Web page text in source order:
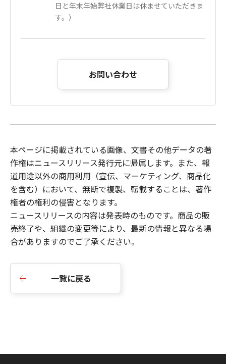
日と年末年始弊社休業日は休ませていただきま
す。）
お問い合わせ
本ページに掲載されている画像、文書その他データの著
作権はニュースリリース発行元に帰属します。また、報
道用途以外の商用利用（宣伝、マーケティング、商品化
を含む）において、無断で複製、転載することは、著作
権者の権利の侵害となります。
ニュースリリースの内容は発表時のものです。商品の販
売終了や、組織の変更等により、最新の情報と異なる場
合がありますのでご了承ください。
一覧に戻る